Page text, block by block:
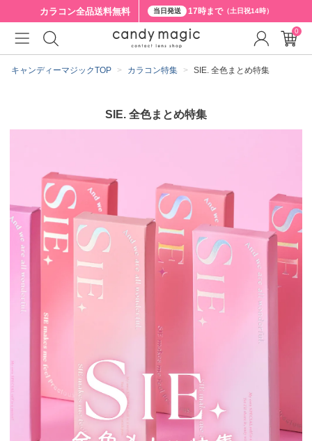
カラコン全品送料無料 当日発送 17時まで（土日祝14時）
キャンディーマジックTOP カラコン特集 SIE. 全色まとめ特集
SIE. 全色まとめ特集
0